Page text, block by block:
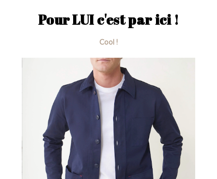
Pour LUI c'est par ici !
Cool !